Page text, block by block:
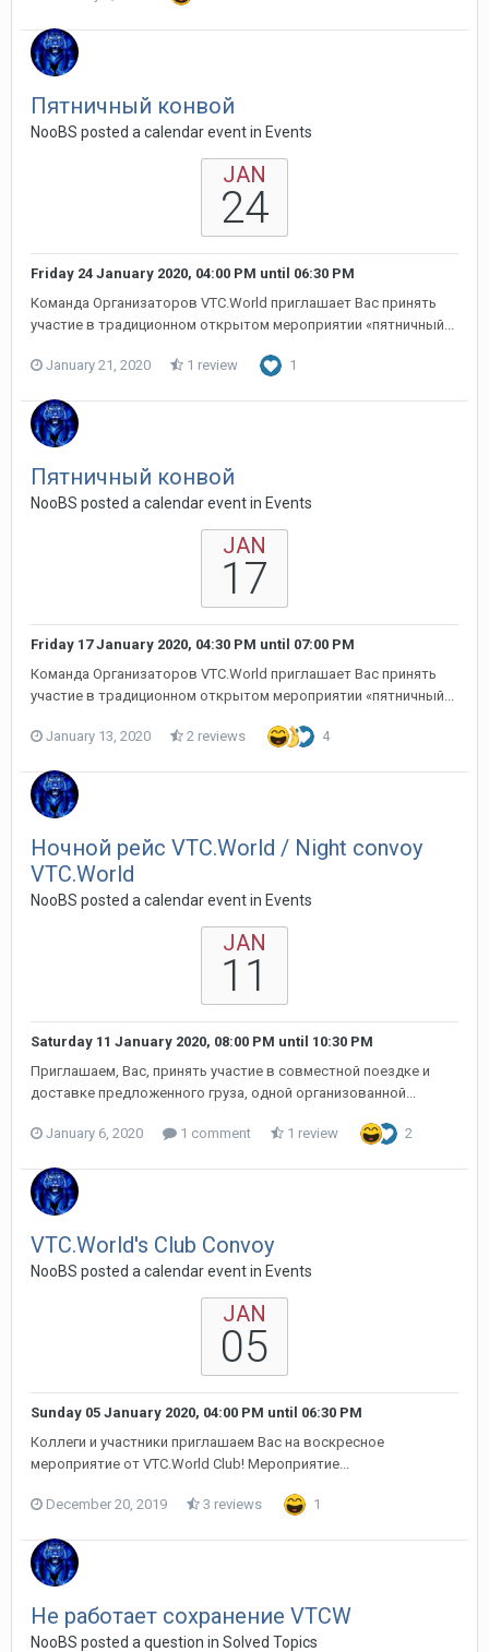
Пятничный конвой
NooBS posted a calendar event in Events
JAN
24
Friday 24 January 2020, 04:00 PM until 06:30 PM
Команда Организаторов VTC.World приглашает Вас принять
участие в традиционном открытом мероприятии «пятничный...
January 21, 2020 1 review 1
Пятничный конвой
NooBS posted a calendar event in Events
JAN
17
Friday 17 January 2020, 04:30 PM until 07:00 PM
Команда Организаторов VTC.World приглашает Вас принять
участие в традиционном открытом мероприятии «пятничный...
January 13, 2020 2 reviews 4
Ночной рейс VTC.World / Night convoy
VTC.World
NooBS posted a calendar event in Events
JAN
11
Saturday 11 January 2020, 08:00 PM until 10:30 PM
Приглашаем, Вас, принять участие в совместной поездке и
доставке предложенного груза, одной организованной...
January 6, 2020 1 comment 1 review 2
VTC.World's Club Convoy
NooBS posted a calendar event in Events
JAN
05
Sunday 05 January 2020, 04:00 PM until 06:30 PM
Коллеги и участники приглашаем Вас на воскресное
мероприятие от VTC.World Club! Мероприятие...
December 20, 2019 3 reviews 1
Не работает сохранение VTCW
NooBS posted a question in Solved Topics